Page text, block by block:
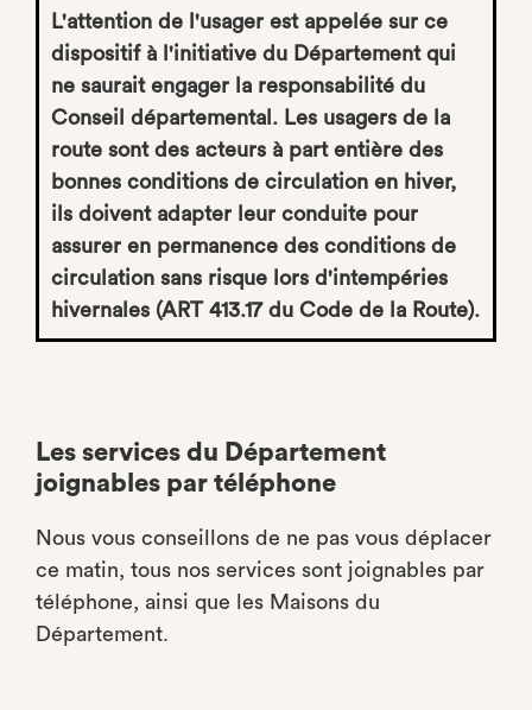
L'attention de l'usager est appelée sur ce
dispositif à l'initiative du Département qui
ne saurait engager la responsabilité du
Conseil départemental. Les usagers de la
route sont des acteurs à part entière des
bonnes conditions de circulation en hiver,
ils doivent adapter leur conduite pour
assurer en permanence des conditions de
circulation sans risque lors d'intempéries
hivernales (ART 413.17 du Code de la Route).
Les services du Département
joignables par téléphone
Nous vous conseillons de ne pas vous déplacer
ce matin, tous nos services sont joignables par
téléphone, ainsi que les Maisons du
Département.